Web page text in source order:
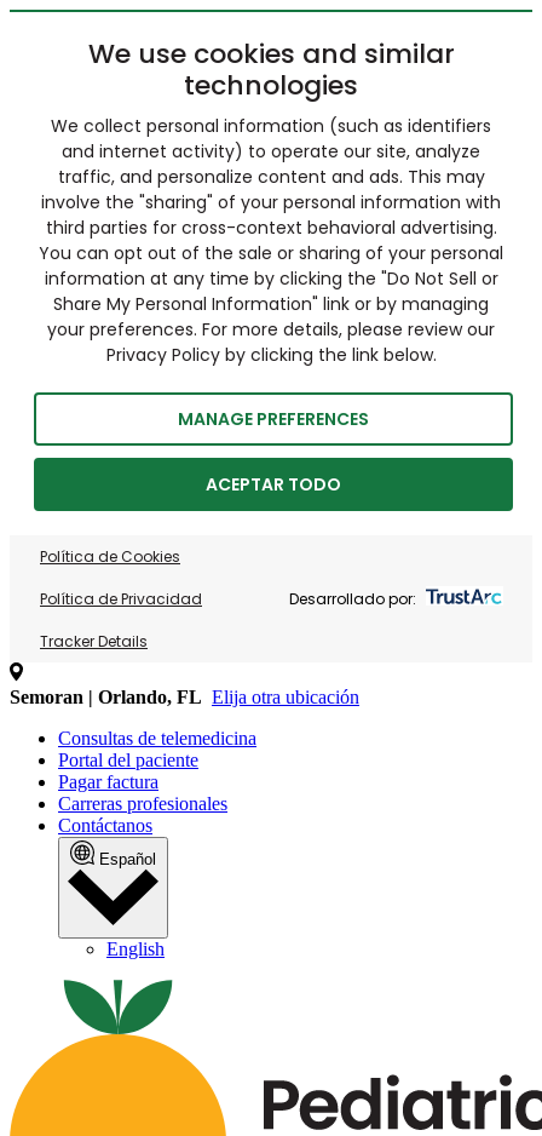
We use cookies and similar
technologies
We collect personal information (such as identifiers
and internet activity) to operate our site, analyze
traffic, and personalize content and ads. This may
involve the "sharing" of your personal information with
third parties for cross-context behavioral advertising.
You can opt out of the sale or sharing of your personal
information at any time by clicking the "Do Not Sell or
Share My Personal Information" link or by managing
your preferences. For more details, please review our
Privacy Policy by clicking the link below.
MANAGE PREFERENCES
ACEPTAR TODO
Política de Cookies
Política de Privacidad
Tracker Details
Desarrollado por:
Semoran | Orlando, FL Elija otra ubicación
Consultas de telemedicina
Portal del paciente
Pagar factura
Carreras profesionales
Contáctanos
Español
English